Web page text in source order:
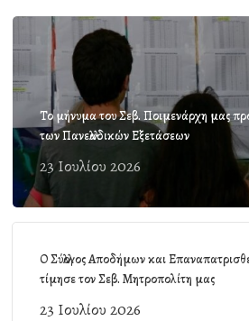
Το μήνυμα του Σεβ. Ποιμενάρχη μας
των Πανελλαδικών Εξετάσεων
23 Ιουλίου 2026
Ο Σύλλογος Αποδήμων και
τίμησε τον Σεβ. Μητροπολίτη μας
23 Ιουλίου 2026